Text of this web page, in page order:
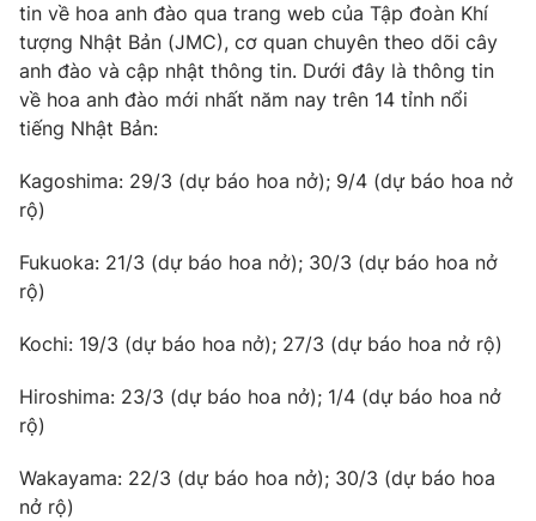
VTV Money VTV Thể thao
VTV Sức khoẻ Bất động sản
VTV4
VTV9
Liên hệ tòa soạn English
THỜI BÁO VTV
tin về hoa anh đào qua trang web của Tập đoàn Khí
tượng Nhật Bản (JMC), cơ quan chuyên theo dõi cây
anh đào và cập nhật thông tin. Dưới đây là thông tin
về hoa anh đào mới nhất năm nay trên 14 tỉnh nổi
tiếng Nhật Bản:
Kagoshima: 29/3 (dự báo hoa nở); 9/4 (dự báo hoa nở
rộ)
Fukuoka: 21/3 (dự báo hoa nở); 30/3 (dự báo hoa nở
rộ)
Kochi: 19/3 (dự báo hoa nở); 27/3 (dự báo hoa nở rộ)
Hiroshima: 23/3 (dự báo hoa nở); 1/4 (dự báo hoa nở
rộ)
Wakayama: 22/3 (dự báo hoa nở); 30/3 (dự báo hoa
nở rộ)